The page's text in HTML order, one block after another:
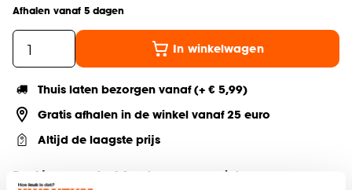
Afhalen vanaf 5 dagen
In winkelwagen
Thuis laten bezorgen vanaf (+ € 5,99)
Gratis afhalen in de winkel vanaf 25 euro
Altijd de laagste prijs
Deel jouw product & volg ons op social